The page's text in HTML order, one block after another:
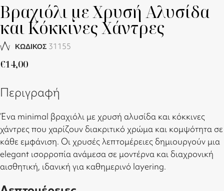
Βραχιόλι με Χρυσή Αλυσίδα
και Κόκκινες Χάντρες
ΚΩΔΙΚΟΣ 31155
€14,00
Περιγραφή
Ένα minimal βραχιόλι με χρυσή αλυσίδα και κόκκινες
χάντρες που χαρίζουν διακριτικό χρώμα και κομψότητα σε
κάθε εμφάνιση. Οι χρυσές λεπτομέρειες δημιουργούν μια
elegant ισορροπία ανάμεσα σε μοντέρνα και διαχρονική
αισθητική, ιδανική για καθημερινό layering.